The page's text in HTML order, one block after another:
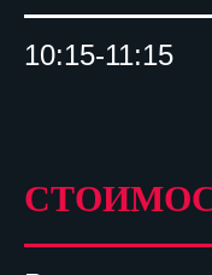
10:15-11:15